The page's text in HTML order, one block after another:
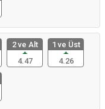
2 ve Alt
4.47
1 ve Üst
4.26